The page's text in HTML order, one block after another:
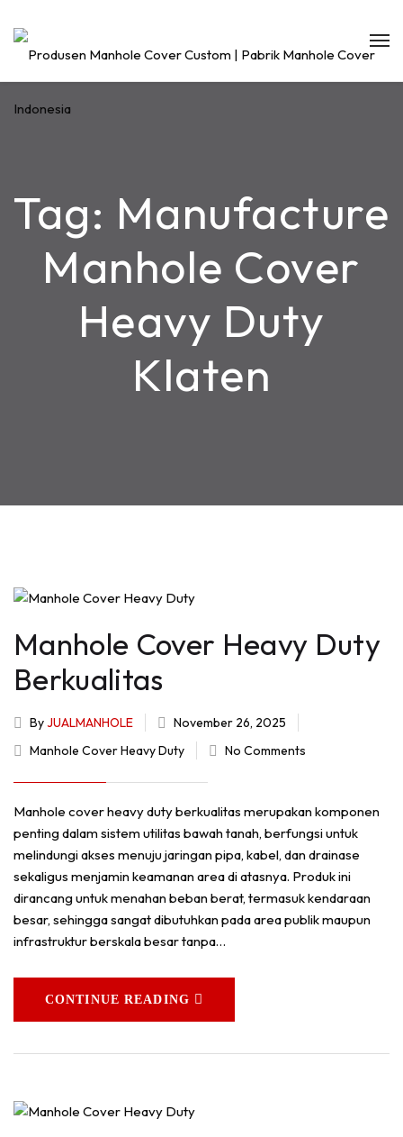
Tag: Manufacture
Manhole Cover
Heavy Duty
Klaten
Manhole Cover Heavy Duty
Berkualitas
ByJUALMANHOLE
November 26, 2025
Manhole Cover Heavy Duty
No Comments
Manhole cover heavy duty berkualitas merupakan komponen
penting dalam sistem utilitas bawah tanah, berfungsi untuk
melindungi akses menuju jaringan pipa, kabel, dan drainase
sekaligus menjamin keamanan area di atasnya. Produk ini
dirancang untuk menahan beban berat, termasuk kendaraan
besar, sehingga sangat dibutuhkan pada area publik maupun
infrastruktur berskala besar tanpa…
CONTINUE READING